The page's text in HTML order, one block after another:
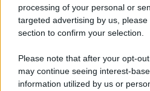
processing of your personal or
targeted advertising by us,
section to confirm your selection.
Please note that after your opt-
may continue seeing interest-
information utilized by us or
© 2026 - Pianeta Design -
Registrata Al Tribunale Di Nocera
ISCRIZIONE AL ROC N.
(ASSOCIAZIONE